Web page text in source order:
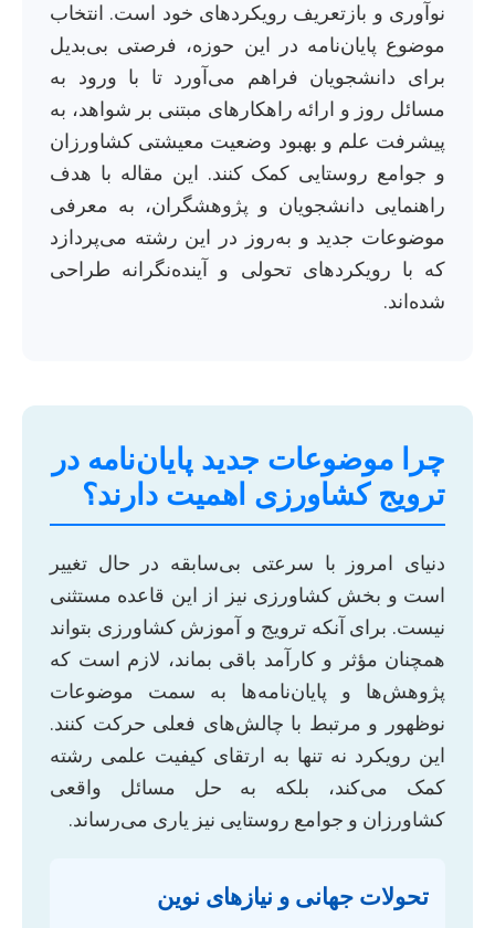
نوآوری و بازتعریف رویکردهای خود است. انتخاب
موضوع پایان‌نامه در این حوزه، فرصتی بی‌بدیل
برای دانشجویان فراهم می‌آورد تا با ورود به
مسائل روز و ارائه راهکارهای مبتنی بر شواهد، به
پیشرفت علم و بهبود وضعیت معیشتی کشاورزان
و جوامع روستایی کمک کنند. این مقاله با هدف
راهنمایی دانشجویان و پژوهشگران، به معرفی
موضوعات جدید و به‌روز در این رشته می‌پردازد
که با رویکردهای تحولی و آینده‌نگرانه طراحی
شده‌اند.
چرا موضوعات جدید پایان‌نامه در
ترویج کشاورزی اهمیت دارند؟
دنیای امروز با سرعتی بی‌سابقه در حال تغییر
است و بخش کشاورزی نیز از این قاعده مستثنی
نیست. برای آنکه ترویج و آموزش کشاورزی بتواند
همچنان مؤثر و کارآمد باقی بماند، لازم است که
پژوهش‌ها و پایان‌نامه‌ها به سمت موضوعات
نوظهور و مرتبط با چالش‌های فعلی حرکت کنند.
این رویکرد نه تنها به ارتقای کیفیت علمی رشته
کمک می‌کند، بلکه به حل مسائل واقعی
کشاورزان و جوامع روستایی نیز یاری می‌رساند.
تحولات جهانی و نیازهای نوین